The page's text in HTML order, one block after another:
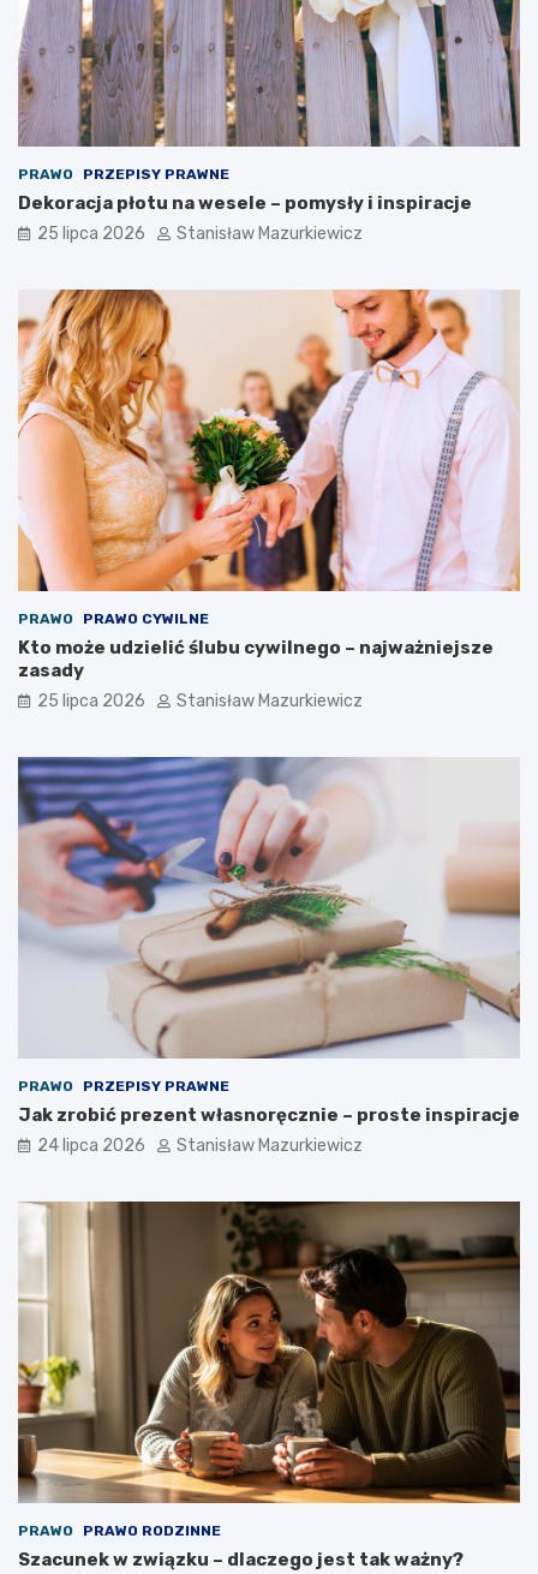
PRAWO PRZEPISY PRAWNE
Dekoracja płotu na wesele – pomysły i inspiracje
25 lipca 2026 Stanisław Mazurkiewicz
PRAWO PRAWO CYWILNE
Kto może udzielić ślubu cywilnego – najważniejsze
zasady
25 lipca 2026 Stanisław Mazurkiewicz
PRAWO PRZEPISY PRAWNE
Jak zrobić prezent własnoręcznie – proste inspiracje
24 lipca 2026 Stanisław Mazurkiewicz
PRAWO PRAWO RODZINNE
Szacunek w związku – dlaczego jest tak ważny?